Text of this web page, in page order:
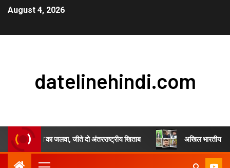
August 4, 2026
datelinehindi.com
चौहान का जलवा, जीते दो अंतरराष्ट्रीय खिताब अखिल भारतीय स्वर्णकार